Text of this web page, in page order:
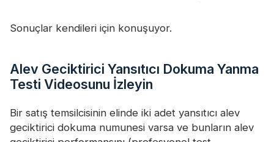
Sonuçlar kendileri için konuşuyor.
Alev Geciktirici Yansıtıcı Dokuma Yanma
Testi Videosunu İzleyin
Bir satış temsilcisinin elinde iki adet yansıtıcı alev
geciktirici dokuma numunesi varsa ve bunların alev